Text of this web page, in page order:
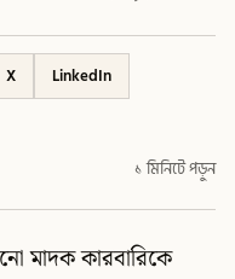
X
LinkedIn
১ মিনিটে পড়ুন
মাদক কারবারিকে